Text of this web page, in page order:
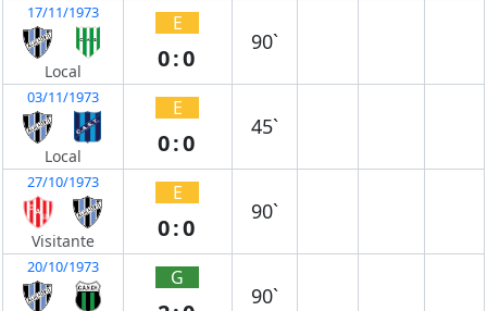
17/11/1973
Local
E
0:0
90`
03/11/1973
Local
E
0:0
45`
27/10/1973
Visitante
E
0:0
90`
20/10/1973 G
90`